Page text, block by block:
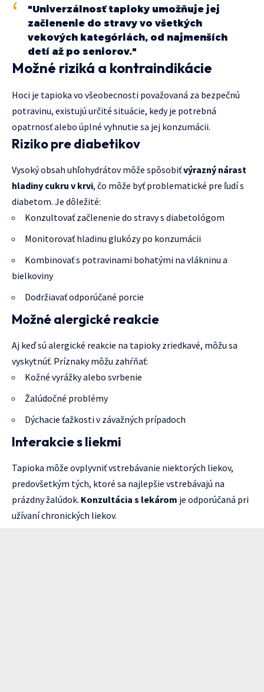
"Univerzálnosť tapioky umožňuje jej
začlenenie do stravy vo všetkých
vekových kategóriách, od najmenších
detí až po seniorov."
Možné riziká a kontraindikácie
Hoci je tapioka vo všeobecnosti považovaná za bezpečnú
potravinu, existujú určité situácie, kedy je potrebná
opatrnosť alebo úplné vyhnutie sa jej konzumácii.
Riziko pre diabetikov
Vysoký obsah uhľohydrátov môže spôsobiťvýrazný nárast
hladiny cukru v krvi, čo môže byť problematické pre ľudí s
diabetom. Je dôležité:
Konzultovať začlenenie do stravy s diabetológom
Monitorovať hladinu glukózy po konzumácii
Kombinovať s potravinami bohatými na vlákninu a
bielkoviny
Dodržiavať odporúčané porcie
Možné alergické reakcie
Aj keď sú alergické reakcie na tapioky zriedkavé, môžu sa
vyskytnúť. Príznaky môžu zahŕňať:
Kožné vyrážky alebo svrbenie
Žalúdočné problémy
Dýchacie ťažkosti v závažných prípadoch
Interakcie s liekmi
Tapioka môže ovplyvniť vstrebávanie niektorých liekov,
predovšetkým tých, ktoré sa najlepšie vstrebávajú na
prázdny žalúdok. Konzultácia s lekárom je odporúčaná pri
užívaní chronických liekov.